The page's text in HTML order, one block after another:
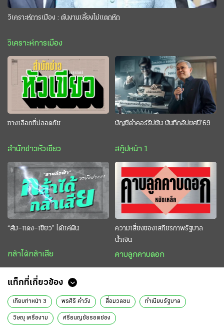
วิเคราะห์การเมือง : ต้นงานเลี้ยงไม่แตกหัก
วิเคราะห์การเมือง
ทางเลือกที่ปลอดภัย
สำนักข่าวหัวเขียว
บัญชีดำคอร์รัปชัน บันทึกอัปยศปี’69
สกู๊ปหน้า 1
“ส้ม–แดง–เขียว” ได้แค่ฝัน
กล้าได้กล้าเสีย
ความเสี่ยงของเสถียรภาพรัฐบาล
น้ำเงิน
คาบลูกคาบดอก
แท็กที่เกี่ยวข้อง
เทียบท่าหน้า 3 พรศิริ คำวัง สื่อมวลชน ทำเนียบรัฐบาล
วิษณุ เครืองาม ศรีธนญชัยรอดช่อง